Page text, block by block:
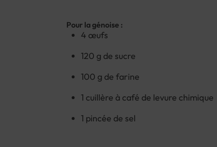
Pour la génoise :
4 œufs
120 g de sucre
100 g de farine
1 cuillère à café de levure chimique
1 pincée de sel